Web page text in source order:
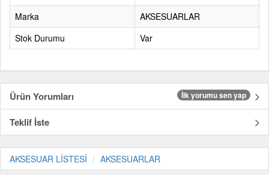
Marka
AKSESUARLAR
Stok Durumu
Var
Ürün Yorumları İlk yorumu sen yap
Teklif İste
AKSESUAR LİSTESİ AKSESUARLAR